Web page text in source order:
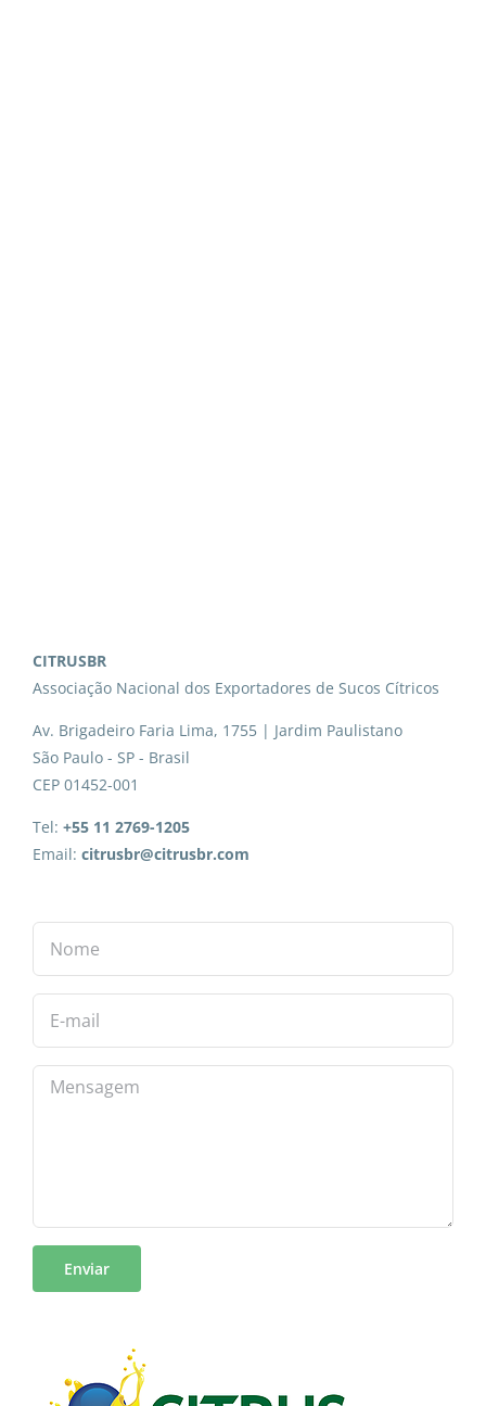
CITRUSBR
Associação Nacional dos Exportadores de Sucos Cítricos
Av. Brigadeiro Faria Lima, 1755 | Jardim Paulistano
São Paulo - SP - Brasil
CEP 01452-001
Tel: +55 11 2769-1205
Email: citrusbr@citrusbr.com